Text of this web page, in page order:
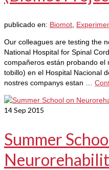
publicado en: Biomot
Our colleagues are testing the
National Hospital for Spinal
compañeros están probando el
tobillo) en el Hospital Nacional
nostres companys estan …
14Sep 2015
Summer